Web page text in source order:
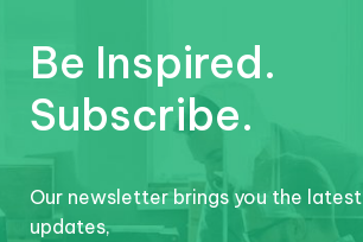
Be Inspired.
Subscribe.
Our newsletter brings you the latest
updates,